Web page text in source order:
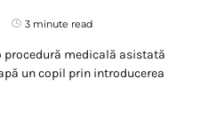
3 minute read
medicală asistată
un copil prin introducerea